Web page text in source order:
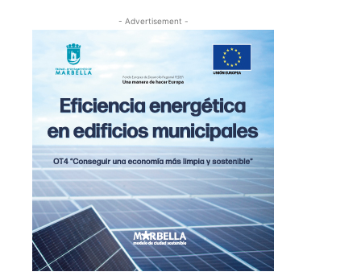
- Advertisement -